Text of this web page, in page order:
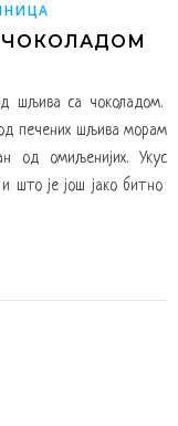
шљива са чоколадом.
од печених шљива морам
од омиљенијих. Укус
што је још јако битно